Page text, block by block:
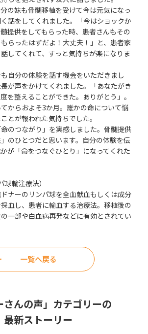
の妹も骨髄移植を受けて今は元気になっ
話をしてくれました。「今はショックか
提供をしてもらった時、患者さんもその
らったはずだよ！大丈夫！」と、患者家
してくれて、すっと気持ちが楽になりま
自分の体験を話す機会をいただきまし
が声をかけてくれました。「あなたがき
を整えることができた。ありがとう」。
からおよそ3か月。誰かの命について悩
とが報われた気持ちでした。
のつながり」を実感しました。骨髄提供
のひとつだと思います。自分の体験を伝
が「命をつなぐひとり」になってくれた
輸注療法）
ナーのリンパ球を全血献血もしくは成分
血し、患者に輸血する治療法。移植後の
一部や白血病再発などに有効とされてい
一覧へ戻る
さんの声」カテゴリーの
最新ストーリー